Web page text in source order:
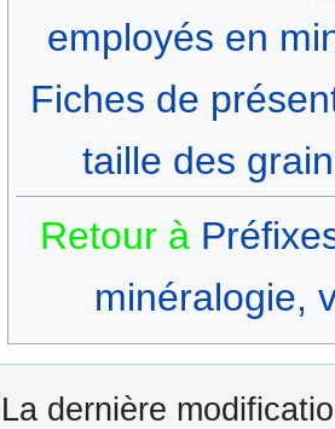
employés en
Fiches de
taille des
Retour à
minéralogie,
La dernière